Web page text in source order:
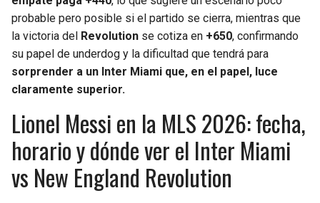
probable pero posible si el partido se cierra, mientras que
la victoria del Revolution se cotiza en +650, confirmando
su papel de underdog y la dificultad que tendrá para
sorprender a un Inter Miami que, en el papel, luce
claramente superior.
Lionel Messi en la MLS 2026: fecha,
horario y dónde ver el Inter Miami
vs New England Revolution